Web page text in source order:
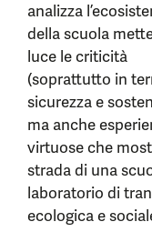
analizza
della scuola
luce le criticità
(soprattutto in
sicurezza e
ma anche
virtuose che
strada di una
laboratorio di
ecologica e